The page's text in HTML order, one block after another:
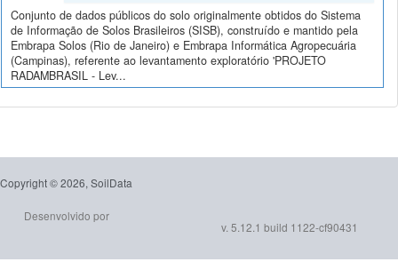
Conjunto de dados públicos do solo originalmente obtidos do Sistema
de Informação de Solos Brasileiros (SISB), construído e mantido pela
Embrapa Solos (Rio de Janeiro) e Embrapa Informática Agropecuária
(Campinas), referente ao levantamento exploratório 'PROJETO
RADAMBRASIL - Lev...
Copyright © 2026, SoilData
Desenvolvido por
v. 5.12.1 build 1122-cf90431